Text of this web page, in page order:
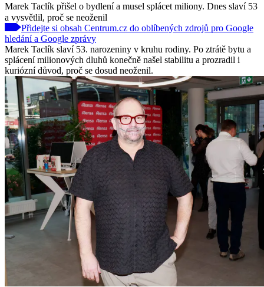
Marek Taclík přišel o bydlení a musel splácet miliony. Dnes slaví 53
a vysvětlil, proč se neoženil
Přidejte si obsah Centrum.cz do oblíbených zdrojů pro Google
hledání a Google zprávy
Marek Taclík slaví 53. narozeniny v kruhu rodiny. Po ztrátě bytu a
splácení milionových dluhů konečně našel stabilitu a prozradil i
kuriózní důvod, proč se dosud neoženil.